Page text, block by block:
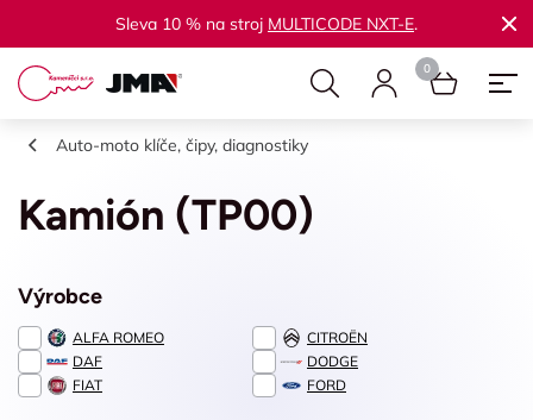
Sleva 10 % na stroj MULTICODE NXT-E.
Auto-moto klíče, čipy, diagnostiky
Kamión (TP00)
Výrobce
ALFA ROMEO
CITROËN
DAF
DODGE
FIAT
FORD